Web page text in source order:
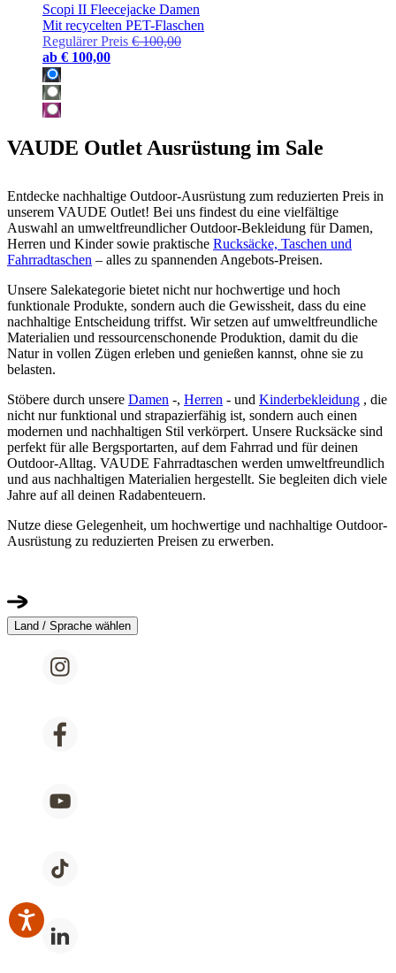
Scopi II Fleecejacke Damen
Mit recycelten PET-Flaschen
Regulärer Preis € 100,00
ab € 100,00
VAUDE Outlet Ausrüstung im Sale
Entdecke nachhaltige Outdoor-Ausrüstung zum reduzierten Preis in
unserem VAUDE Outlet! Bei uns findest du eine vielfältige
Auswahl an umweltfreundlicher Outdoor-Bekleidung für Damen,
Herren und Kinder sowie praktische Rucksäcke, Taschen und
Fahrradtaschen – alles zu spannenden Angebots-Preisen.
Unsere Salekategorie bietet nicht nur hochwertige und hoch
funktionale Produkte, sondern auch die Gewissheit, dass du eine
nachhaltige Entscheidung triffst. Wir setzen auf umweltfreundliche
Materialien und ressourcenschonende Produktion, damit du die
Natur in vollen Zügen erleben und genießen kannst, ohne sie zu
belasten.
Stöbere durch unsere Damen -, Herren - und Kinderbekleidung , die
nicht nur funktional und strapazierfähig ist, sondern auch einen
modernen und nachhaltigen Stil verkörpert. Unsere Rucksäcke sind
perfekt für alle Bergsportarten, auf dem Fahrrad und für deinen
Outdoor-Alltag. VAUDE Fahrradtaschen werden umweltfreundlich
und aus nachhaltigen Materialien hergestellt. Sie begleiten dich viele
Jahre auf all deinen Radabenteuern.
Nutze diese Gelegenheit, um hochwertige und nachhaltige Outdoor-
Ausrüstung zu reduzierten Preisen zu erwerben.
Land / Sprache wählen